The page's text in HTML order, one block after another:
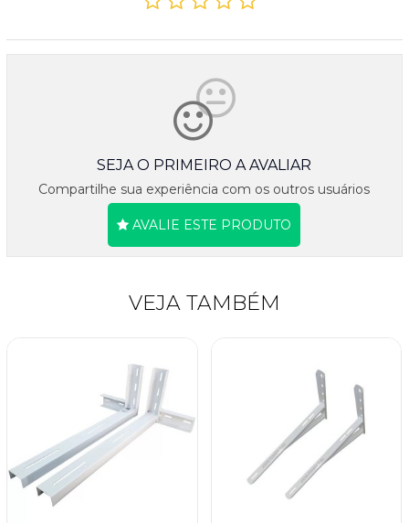
SEJA O PRIMEIRO A AVALIAR
Compartilhe sua experiência com os outros usuários
AVALIE ESTE PRODUTO
VEJA TAMBÉM